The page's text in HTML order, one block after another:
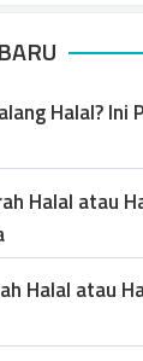
Halal? Ini
Halal atau
Halal atau